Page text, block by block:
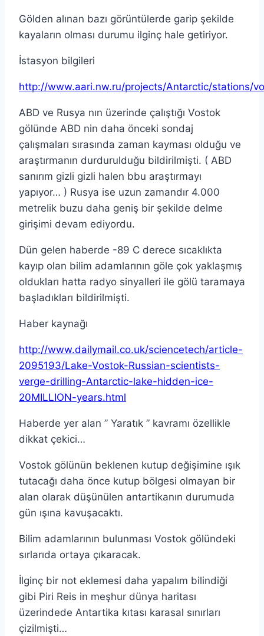
Gölden alınan bazı görüntülerde garip şekilde
kayaların olması durumu ilginç hale getiriyor.
İstasyon bilgileri
http://www.aari.nw.ru/projects/Antarctic/stations/
ABD ve Rusya nın üzerinde çalıştığı Vostok
gölünde ABD nin daha önceki sondaj
çalışmaları sırasında zaman kayması olduğu ve
araştırmanın durdurulduğu bildirilmişti. ( ABD
sanırım gizli gizli halen bbu araştırmayı
yapıyor… ) Rusya ise uzun zamandır 4.000
metrelik buzu daha geniş bir şekilde delme
girişimi devam ediyordu.
Dün gelen haberde -89 C derece sıcaklıkta
kayıp olan bilim adamlarının göle çok yaklaşmış
oldukları hatta radyo sinyalleri ile gölü taramaya
başladıkları bildirilmişti.
Haber kaynağı
http://www.dailymail.co.uk/sciencetech/article-
2095193/Lake-Vostok-Russian-scientists-
verge-drilling-Antarctic-lake-hidden-ice-
20MILLION-years.html
Haberde yer alan ” Yaratık ” kavramı özellikle
dikkat çekici…
Vostok gölünün beklenen kutup değişimine ışık
tutacağı daha önce kutup bölgesi olmayan bir
alan olarak düşünülen antartikanın durumuda
gün ışına kavuşacaktı.
Bilim adamlarının bulunması Vostok gölündeki
sırlarıda ortaya çıkaracak.
İlginç bir not eklemesi daha yapalım bilindiği
gibi Piri Reis in meşhur dünya haritası
üzerindede Antartika kıtası karasal sınırları
çizilmişti…